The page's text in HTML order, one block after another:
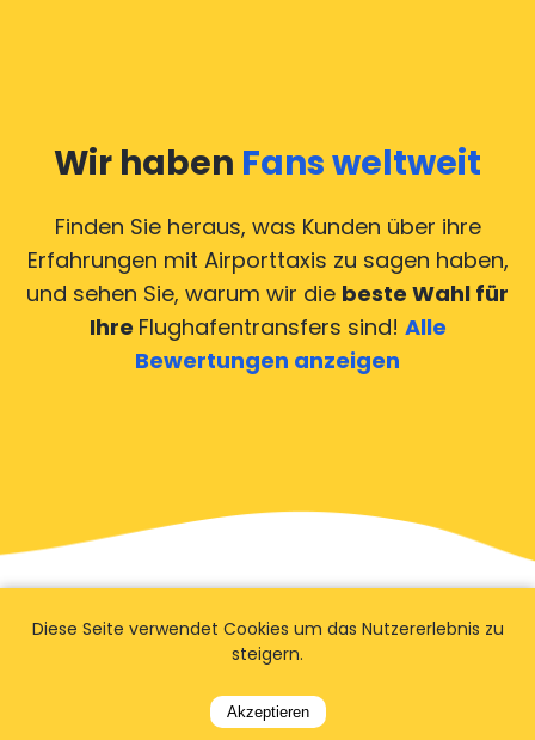
Wir haben Fans weltweit
Finden Sie heraus, was Kunden über ihre
Erfahrungen mit Airporttaxis zu sagen haben,
und sehen Sie, warum wir die beste Wahl für
Ihre Flughafentransfers sind! Alle
Bewertungen anzeigen
FAQ
Diese Seite verwendet Cookies um das Nutzererlebnis zu
steigern.
Akzeptieren